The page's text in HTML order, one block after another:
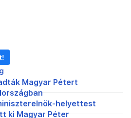
Magyar Pétert
helyettest
ki Magyar Péter